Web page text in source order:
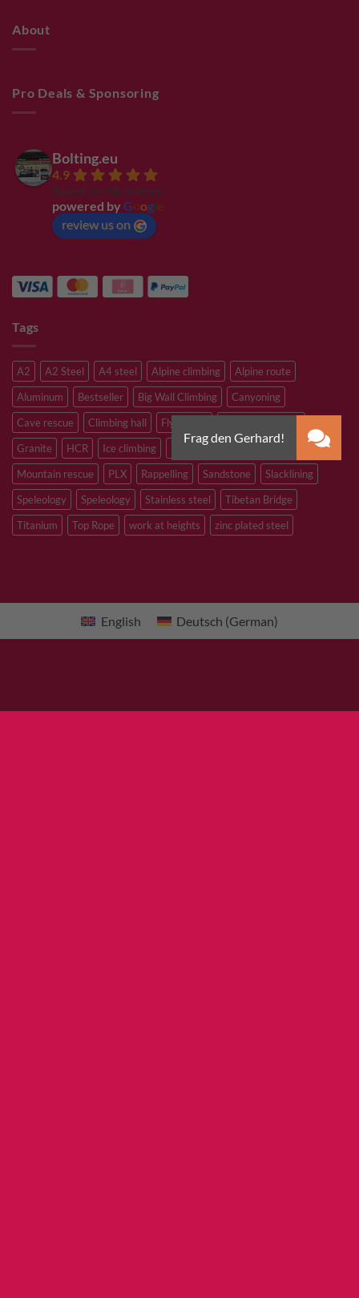
About
Pro Deals & Sponsoring
Bolting.eu
4.9
Based on 94 reviews
powered by G ogl
review us on
Tags
A2 A2 Steel A4 steel Alpine climbing
Alpine route
Aluminum
Bestseller Big Wall Climbing
Canyoning
Cave rescue
Climbing hall Flying Fox
Granite
HCR Ice climbing M8
Mountain rescue
PLX Rappelling Sandstone
Slacklining
Speleology
Speleology Stainless steel
Tibetan Bridge
Titanium
Top Rope work at heights zinc plated steel
English Deutsch (German)